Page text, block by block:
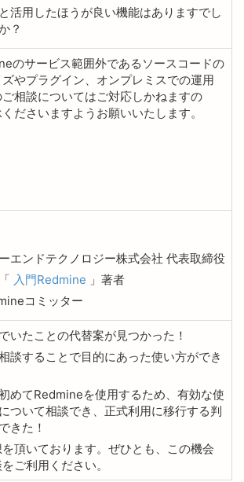
活用したほうが良い機能はありますでし
？
のサービス範囲外であるソースコードの
やプラグイン、オンプレミスでの運用
相談についてはご対応しかねますの
ださいますようお願いいたします。
エンドテクノロジー株式会社 代表取締役
入門Redmine 」著者
コミッター
いたことの代替案が見つかった！
談することで目的にあった使い方ができ
めてRedmineを使用するため、有効な使
ついて相談でき、正式利用に移行する判
きた！
頂いております。ぜひとも、この機会
ご利用ください。